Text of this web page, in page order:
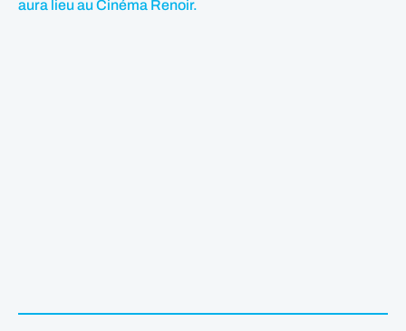
aura lieu au Cinéma Renoir.